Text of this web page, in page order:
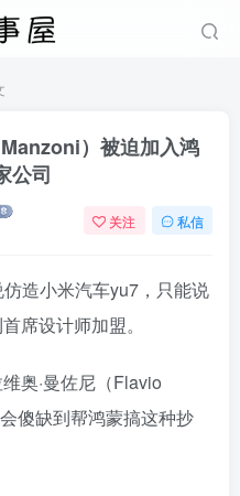
）被迫加入鸿
公司
关注 私信
造小米汽车yu7，只能说
席设计师加盟。
奥·曼佐尼（Flavio
傻缺到帮鸿蒙搞这种抄